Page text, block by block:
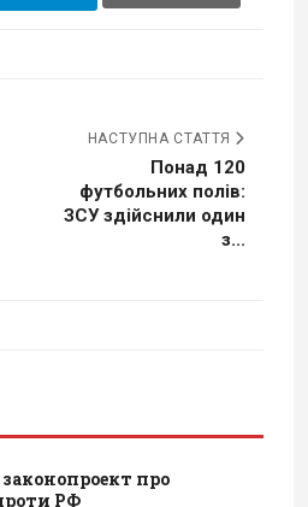
НАСТУПНА СТАТТЯ
Понад 120
футбольних полів:
ЗСУ здійснили один
з...
про
РФ